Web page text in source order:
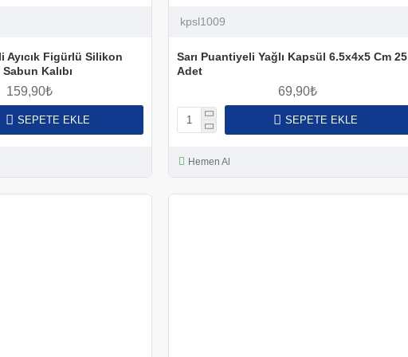
Ayıcık Figürlü Silikon
Kalıbı
159,90₺
SEPETE EKLE
kpsl1009
Sarı Puantiyeli Yağlı Kapsül 6.5x4x5 Cm 25
Adet
69,90₺
SEPETE EKLE
Hemen Al